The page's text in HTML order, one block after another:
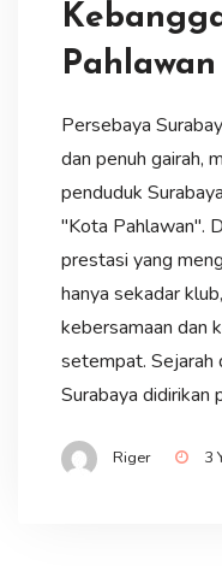
Pahlawan
Persebaya
dan penuh gairah,
penduduk
"Kota Pahlawan".
prestasi yang
hanya sekadar
kebersamaan dan
setempat. Sejarah
Surabaya didirikan
Riger 3